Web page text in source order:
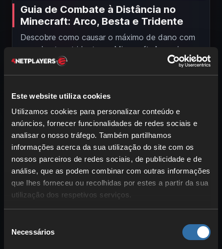
Este website utiliza cookies
Utilizamos cookies para personalizar conteúdo e
anúncios, fornecer funcionalidades de redes sociais e
analisar o nosso tráfego. Também partilhamos
informações acerca da sua utilização do site com os
nossos parceiros de redes sociais, de publicidade e de
análise, que as podem combinar com outras informações
que lhes forneceu ou recolhidas por estes a partir da sua
utilização dos respetivos serviços.
Necessários
Guia de Combate à Distância no
Minecraft: Arco, Besta e Tridente
Descobre como causar o máximo de dano com
arco, besta e tridente no Minecraft. Aprende
fabrico, melhores encantamentos, flechas com
efeito e táticas com foguetes.
4Netplayers Team
Minecraft: As 10 formas de